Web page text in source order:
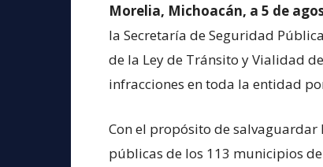
Morelia, Michoacán, a 5 de
la Secretaría de Seguridad
de la Ley de Tránsito y Vialidad
infracciones en toda la entidad
Con el propósito de
públicas de los 113 municipios